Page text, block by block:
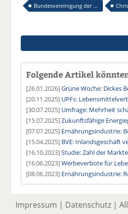
Bundesvereinigung der ...
Folgende Artikel
[26.01.2026]Grüne Woche: Dickes
[20.11.2025] UPFs:
[30.07.2025] Umfrage: Mehrheit
[15.07.2025]Zukunftsfähige
[07.07.2025] Ernährungsindustrie:
[15.04.2025] BVE: Inlandsgeschäft
[16.10.2023]Studie: Zahl der
[16.06.2023]Werbeverbote für
[08.06.2023] Ernährungsindustrie:
Impressum | Datenschutz |